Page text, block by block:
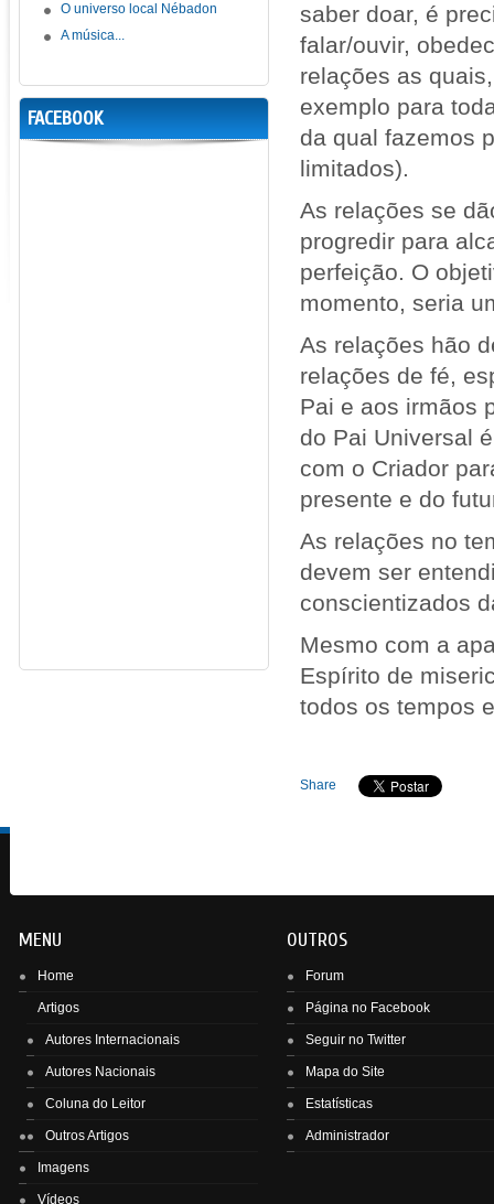
saber doar, é
falar/ouvir,
relações as
exemplo para
da qual fazemos
limitados).
As relações se
progredir para
perfeição. O
momento, seria
As relações hão
relações de fé,
Pai e aos irmãos
do Pai Universal
com o Criador
presente e do
As relações no
devem ser
conscientizados
Mesmo com a
Espírito de
todos os tempos
Share
O universo local Nébadon
A música...
FACEBOOK
MENU
Home
Artigos
Autores Internacionais
Autores Nacionais
Coluna do Leitor
Outros Artigos
Imagens
Vídeos
OUTROS
Forum
Página no Facebook
Seguir no Twitter
Mapa do Site
Estatísticas
Administrador